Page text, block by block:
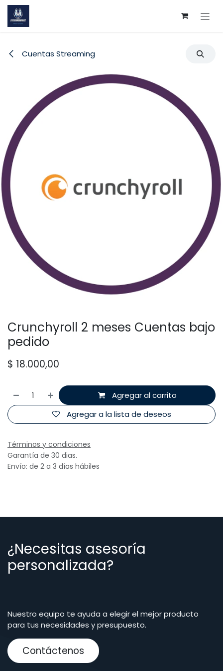
Ir al contenido
Cuentas Streaming
Crunchyroll 2 meses Cuentas bajo
pedido
$ 18.000,00
Agregar al carrito
Agregar a la lista de deseos
Términos y condiciones
Garantía de 30 dias.
Envío: de 2 a 3 días hábiles
¿Necesitas asesoría
personalizada?
Nuestro equipo te ayuda a elegir el mejor producto
para tus necesidades y presupuesto.
Contáctenos